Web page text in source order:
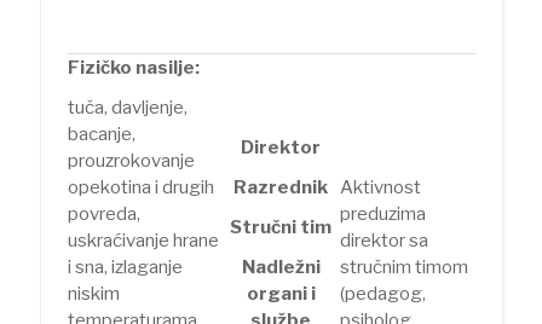
Fizičko nasilje:
tuča, davljenje,
bacanje,
prouzrokovanje
opekotina i drugih
povreda,
uskraćivanje hrane
i sna, izlaganje
niskim
Direktor
Razrednik
Stručni tim
Nadležni
organi i
Aktivnost
preduzima
direktor sa
stručnim timom
(pedagog,